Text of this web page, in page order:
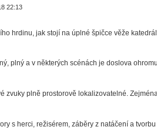
22:13
hrdinu, jak stojí na úplné špičce věže
plný a v některých scénách je doslova
zvuky plně prostorově lokalizovatelné.
s herci, režisérem, záběry z natáčení a